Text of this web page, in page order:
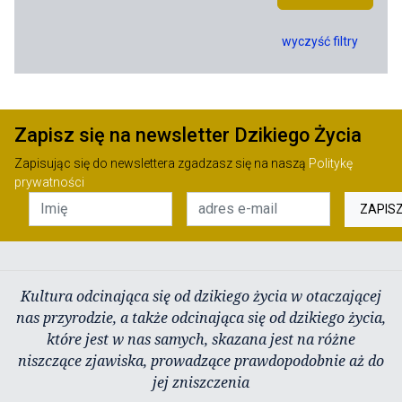
wyczyść filtry
Zapisz się na newsletter Dzikiego Życia
Zapisując się do newslettera zgadzasz się na naszą Politykę
prywatności
Kultura odcinająca się od dzikiego życia w otaczającej
nas przyrodzie, a także odcinająca się od dzikiego życia,
które jest w nas samych, skazana jest na różne
niszczące zjawiska, prowadzące prawdopodobnie aż do
jej zniszczenia